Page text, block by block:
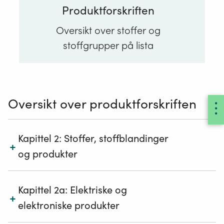
Regelverk
klassifisering
og for tilgrensende regelverk som for
utgangsstoffer for eksplosiver.
Produktforskriften
Oversikt over stoffer og
stoffgrupper på lista
Oversikt over produktforskriften
+ Kapittel 2: Stoffer, stoffblandinger
og produkter
Kapitlene gjelder reguleringer av stoffer,
stoffblandinger og produkter som ikke er nevnt
andre steder i produktforskriften.
+ Kapittel 2a: Elektriske og
elektroniske produkter